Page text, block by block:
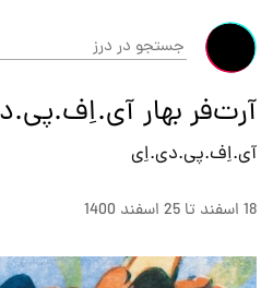
آی.اِف.پی.دی.اِی
18 اسفند تا 25 اسفند 1400